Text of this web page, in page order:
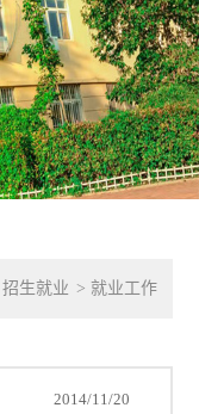
招生就业 > 就业工作
2014/11/20